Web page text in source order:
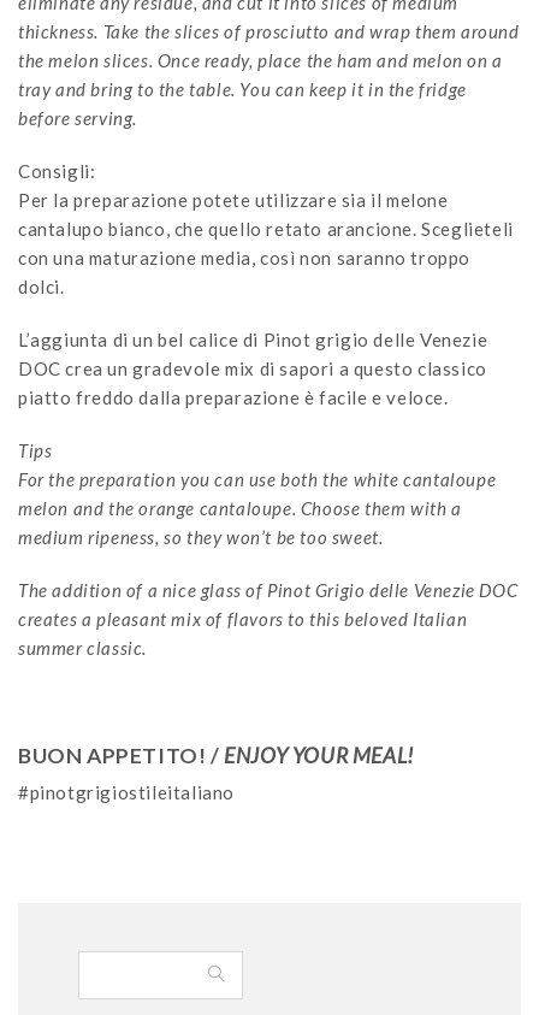
thickness. Take the slices of prosciutto and wrap them around
the melon slices. Once ready, place the ham and melon on a
tray and bring to the table. You can keep it in the fridge
before serving.
Consigli:
Per la preparazione potete utilizzare sia il melone
cantalupo bianco, che quello retato arancione. Sceglieteli
con una maturazione media, così non saranno troppo
dolci.
L’aggiunta di un bel calice di Pinot grigio delle Venezie
DOC crea un gradevole mix di sapori a questo classico
piatto freddo dalla preparazione è facile e veloce.
Tips
For the preparation you can use both the white cantaloupe
melon and the orange cantaloupe. Choose them with a
medium ripeness, so they won’t be too sweet.
The addition of a nice glass of Pinot Grigio delle Venezie DOC
creates a pleasant mix of flavors to this beloved Italian
summer classic.
BUON APPETITO! / ENJOY YOUR MEAL!
#pinotgrigiostileitaliano